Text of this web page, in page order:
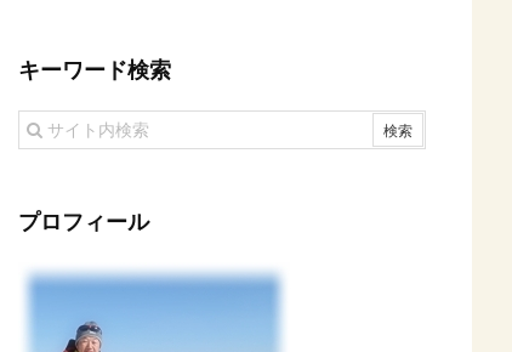
キーワード検索
プロフィール